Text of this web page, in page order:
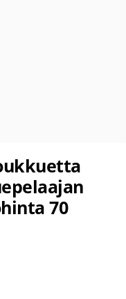
70